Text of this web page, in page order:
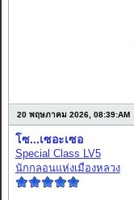
20 พฤษภาคม 2026, 08:39:AM
โซ...เซอะเซอ
Special Class LV5
นักกลอนแห่งเมืองหลวง